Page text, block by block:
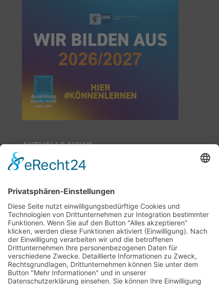
AKTUELLE NEWS
Das neue Mietermagazin ist da!
Auszeit im Nachbarschaftszentrum
Niedergirmes-Veranstaltungsreihe 2026!
SOCIAL MEDIA